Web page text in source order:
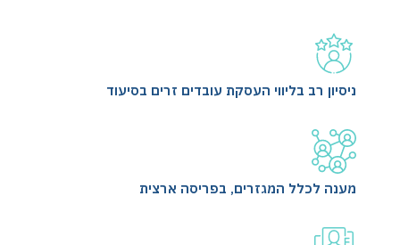
ניסיון רב בליווי העסקת עובדים זרים בסיעוד
מענה לכלל המגזרים, בפריסה ארצית